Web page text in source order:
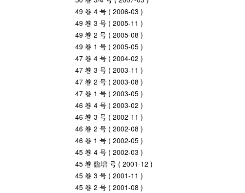
49 巻 4 号 ( 2006-03 )
49 巻 3 号 ( 2005-11 )
49 巻 2 号 ( 2005-08 )
49 巻 1 号 ( 2005-05 )
47 巻 4 号 ( 2004-02 )
47 巻 3 号 ( 2003-11 )
47 巻 2 号 ( 2003-08 )
47 巻 1 号 ( 2003-05 )
46 巻 4 号 ( 2003-02 )
46 巻 3 号 ( 2002-11 )
46 巻 2 号 ( 2002-08 )
46 巻 1 号 ( 2002-05 )
45 巻 4 号 ( 2002-03 )
45 巻 臨増 号 ( 2001-12 )
45 巻 3 号 ( 2001-11 )
45 巻 2 号 ( 2001-08 )